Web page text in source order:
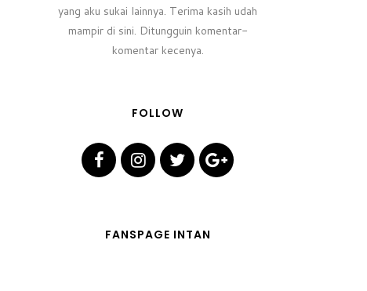
yang aku sukai lainnya. Terima kasih udah
mampir di sini. Ditungguin komentar-
komentar kecenya.
FOLLOW
FANSPAGE INTAN